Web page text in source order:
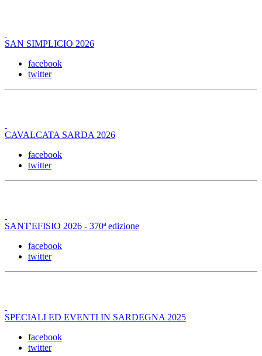
SAN SIMPLICIO 2026
facebook
twitter
CAVALCATA SARDA 2026
facebook
twitter
SANT'EFISIO 2026 - 370ª edizione
facebook
twitter
SPECIALI ED EVENTI IN SARDEGNA 2025
facebook
twitter